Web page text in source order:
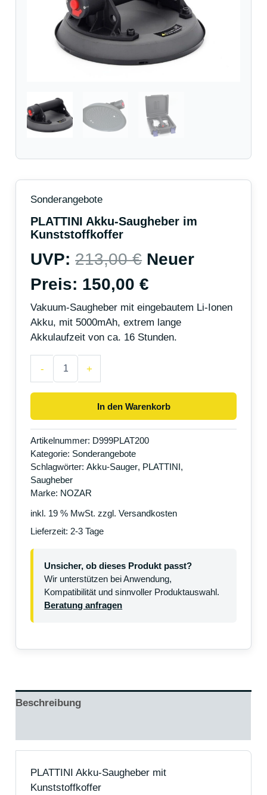
Sonderangebote
PLATTINI Akku-Saugheber im
Kunststoffkoffer
UVP: 213,00€
213,00 €
Neuer
Preis: 150,00€
150,00 €.
Vakuum-Saugheber mit eingebautem Li-Ionen
Akku, mit 5000mAh, extrem lange
Akkulaufzeit von ca. 16 Stunden.
- +
In den Warenkorb
Artikelnummer: D999PLAT200
Kategorie: Sonderangebote
Schlagwörter:Akku-Sauger, PLATTINI,
Saugheber
Marke: NOZAR
inkl. 19 % MwSt. zzgl.Versandkosten
Lieferzeit:2-3 Tage
Unsicher, ob dieses Produkt passt?
Wir unterstützen bei Anwendung,
Kompatibilität und sinnvoller Produktauswahl.
Beratung anfragen
Beschreibung
PLATTINI Akku-Saugheber mit
Kunststoffkoffer